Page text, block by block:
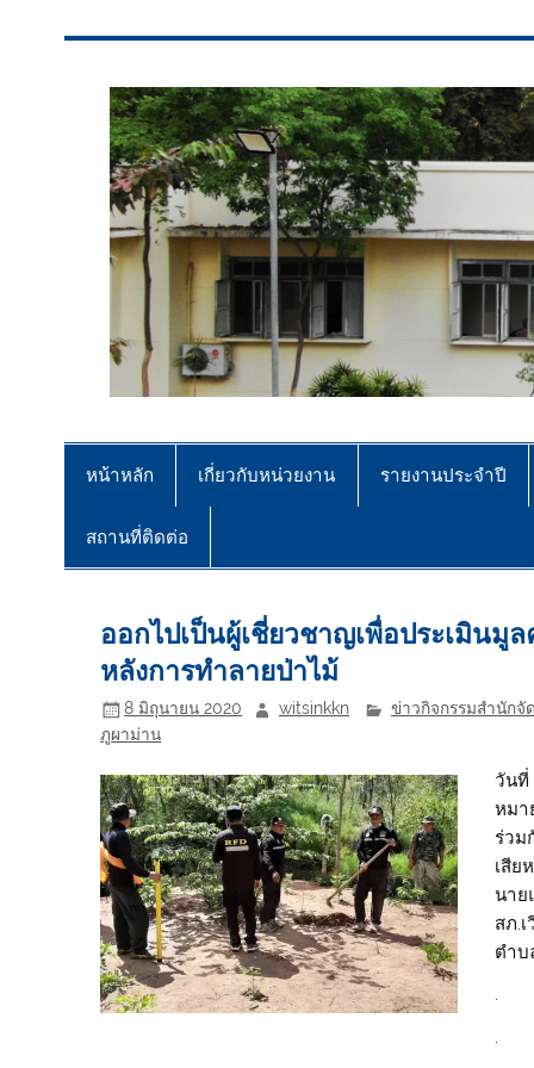
หน้าหลัก เกี่ยวกับหน่วยงาน รายงานประจำปี
สถานที่ติดต่อ
ออกไปเป็นผู้เชี่ยวชาญเพื่อประเมินมู
หลังการทำลายป่าไม้
8 มิถุนายน 2020 witsinkkn
ข่าวกิจกรรมสำนักจั
ภูผาม่าน
วันที่
หมา
ร่วม
เสีย
นาย
สภ.
ตำบ
.
.